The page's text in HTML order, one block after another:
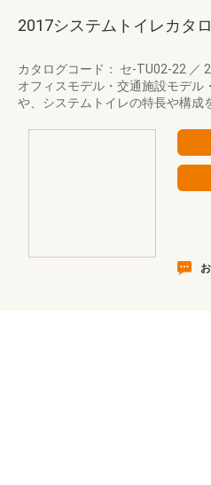
2017システムトイレカタ
カタログコード： セ-TU02-22 ／
オフィスモデル・交通施設モデル
や、システムトイレの特長や構成